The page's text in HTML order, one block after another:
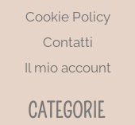
Cookie Policy
Contatti
Il mio account
CATEGORIE